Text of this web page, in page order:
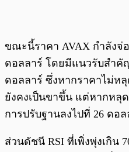
ขณะนี้ราคา AVAX กำลัง
ดอลลาร์ โดยมีแนวรับสำคั
ดอลลาร์ ซึ่งหากราคาไม่ห
ยังคงเป็นขาขึ้น แต่หากหลุ
การปรับฐานลงไปที่ 26 ดอล
ส่วนดัชนี RSI ที่เพิ่งพุ่งเกิน